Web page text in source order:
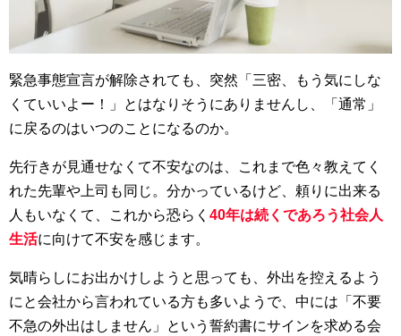
緊急事態宣言が解除されても、突然「三密、もう気にしな
くていいよー！」とはなりそうにありませんし、「通常」
に戻るのはいつのことになるのか。
先行きが見通せなくて不安なのは、これまで色々教えてく
れた先輩や上司も同じ。分かっているけど、頼りに出来る
人もいなくて、これから恐らく 40年は続くであろう社会人
生活に向けて不安を感じます。
気晴らしにお出かけしようと思っても、外出を控えるよう
にと会社から言われている方も多いようで、中には「不要
不急の外出はしません」という誓約書にサインを求める会